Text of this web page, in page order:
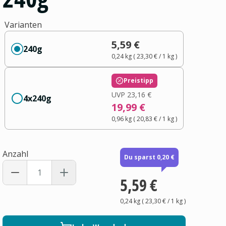
Varianten
240g 5,59 €
0,24 kg(23,30 €/ 1 kg)
4x240g
Preistipp
UVP 23,16 €
19,99 €
0,96 kg(20,83 €/ 1 kg)
Anzahl Du sparst 0,20 €
5,59 €
0,24 kg(23,30 €/ 1 kg)